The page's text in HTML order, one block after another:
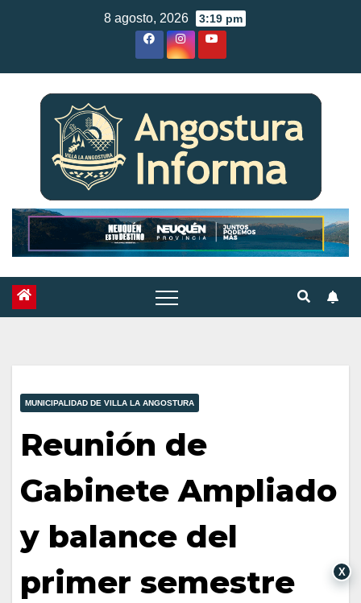
8 agosto, 2026 3:19 pm
MUNICIPALIDAD DE VILLA LA ANGOSTURA
Reunión de
Gabinete Ampliado
y balance del
primer semestre
X